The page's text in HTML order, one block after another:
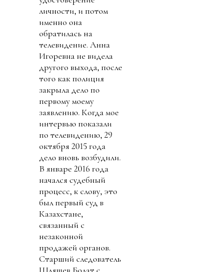
личности, и потом
именно она
обратилась на
телевидение. Анна
Игоревна не видела
другого выхода, после
того как полиция
закрыла дело по
первому моему
заявлению. Когда мое
интервью показали
по телевидению, 29
октября 2015 года
дело вновь возбудили.
В январе 2016 года
начался судебный
процесс, к слову, это
был первый суд в
Казахстане,
связанный с
незаконной
продажей органов.
Старший следователь